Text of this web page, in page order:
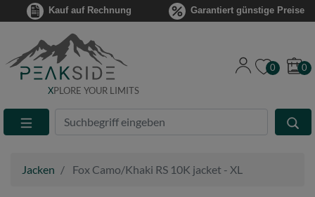
Kauf auf Rechnung Garantiert günstige Preise
XPLORE YOUR LIMITS
Suche
Eingabefeld
0 0
Jacken Fox Camo/Khaki RS 10K jacket - XL